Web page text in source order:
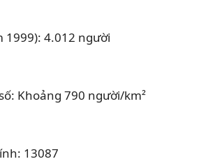
1999): 4.012 người
Khoảng 790 người/km²
13087